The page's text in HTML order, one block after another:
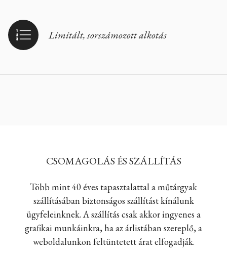
Limitált, sorszámozott alkotás
CSOMAGOLÁS ÉS SZÁLLÍTÁS
Több mint 40 éves tapasztalattal a műtárgyak
szállításában biztonságos szállítást kínálunk
ügyfeleinknek. A szállítás csak akkor ingyenes a
grafikai munkáinkra, ha az árlistában szereplő, a
weboldalunkon feltüntetett árat elfogadják.